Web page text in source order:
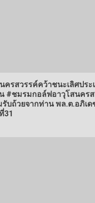
รสวรรค์คว้าชนะเลิศประ
#ชมรมกอล์ฟอาวุโสนครส
บถ้วยจากท่าน พล.ต.อภิเด
31